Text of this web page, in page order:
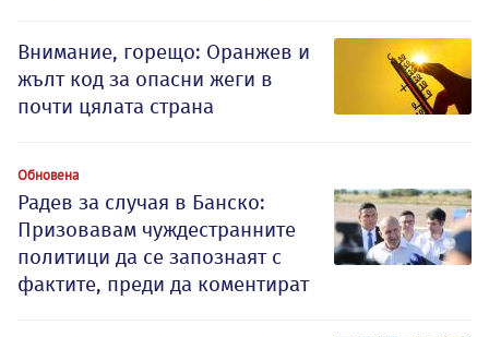
Внимание, горещо: Оранжев и
жълт код за опасни жеги в
почти цялата страна
Обновена
Радев за случая в Банско:
Призовавам чуждестранните
политици да се запознаят с
фактите, преди да коментират